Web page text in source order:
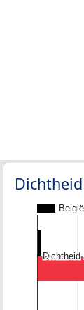
België
Dichtheid
Dichtheid